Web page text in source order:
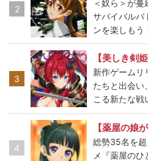
2
＜奴ら＞が蔓
サバイバルバ
ンを楽しもう
3
【美しき剣
新作ゲームリ
たちと出会い
こる新たな戦
4
【薬屋の娘
総勢35名を
メ『薬屋の